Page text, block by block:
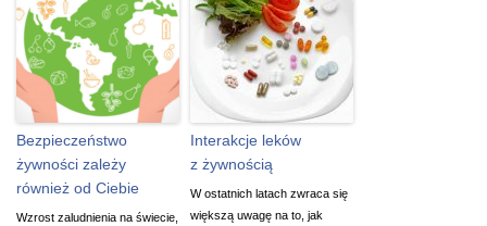
Bezpieczeństwo
żywności zależy
również od Ciebie
Wzrost zaludnienia na świecie,
Interakcje leków
z żywnością
W ostatnich latach zwraca się
większą uwagę na to, jak